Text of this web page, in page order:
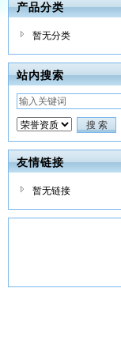
产品分类
暂无分类
站内搜索
友情链接
暂无链接